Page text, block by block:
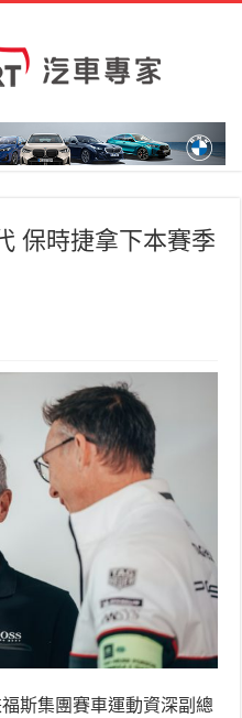
保時捷拿下本賽季
斯集團賽車運動資深副總